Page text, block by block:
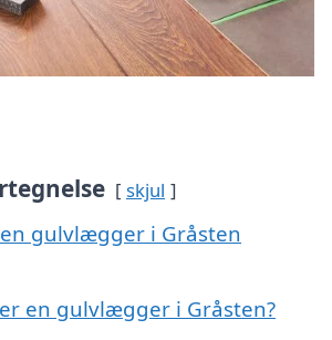
skjul
gulvlægger i Gråsten
en gulvlægger i Gråsten?